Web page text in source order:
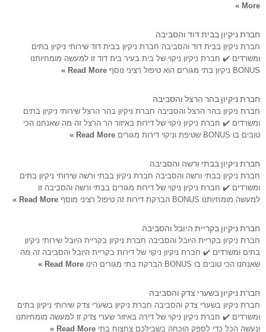
More »
חברת ניקיון בבית דוד והסביבה
חברת ניקיון בבית דוד והסביבה חברת ניקיון בבית דוד שירותי ניקיון בתים
ומשרדים ✔️ חברת ניקיון ניקוי של בית בעיר בית דוד זו למעשה מומחיותנו
BONUS ניקיון בתי מגורים הוא טיפול רציני נוסף
Read More »
חברת ניקיון בהר הרצל והסביבה
חברת ניקיון בהר הרצל והסביבה חברת ניקיון בהר הרצל שירותי ניקיון בתים
ומשרדים ✔️ חברת ניקיון ניקוי של דירות באיזור הר הרצל זה מה שאנחנו הכי
טובים בו BONUS שטיפת וניקוי דירות מגורים
Read More »
חברת ניקיון בבתי ורשה והסביבה
חברת ניקיון בבתי ורשה והסביבה חברת ניקיון בבתי ורשה שירותי ניקיון בתים
ומשרדים ✔️ חברת ניקיון ניקוי של דירות מגורים בבתי ורשה והסביבה זו
למעשה מומחיותנו BONUS הברקת דירות זה טיפול רציני מוסף
Read More »
חברת ניקיון בקריית היובל והסביבה
חברת ניקיון בקריית היובל והסביבה חברת ניקיון בקריית היובל שירותי ניקיון
בתים ומשרדים ✔️ חברת ניקיון ניקוי של דירות בקריית היובל והסביבה זה מה
שאנחנו הכי טובים בו BONUS הברקת בתי מגורים הינו
Read More »
חברת ניקיון בשערי צדק והסביבה
חברת ניקיון בשערי צדק והסביבה חברת ניקיון בשערי צדק שירותי ניקיון בתים
ומשרדים ✔️ חברת ניקיון ניקוי של דירה באיזור שערי צדק זו למעשה מומחיותנו
ונעשה הכל כדי לספק הוכחה בשבילכם צחצוח בתי Read More »